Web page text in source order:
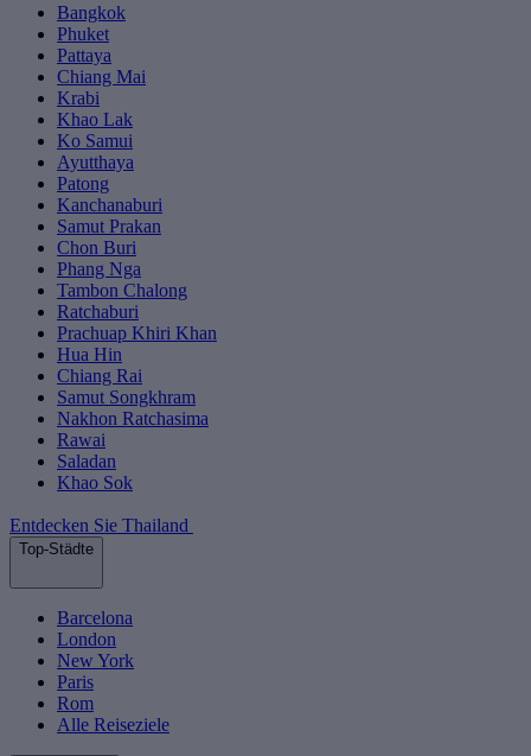
Bangkok
Phuket
Pattaya
Chiang Mai
Krabi
Khao Lak
Ko Samui
Ayutthaya
Patong
Kanchanaburi
Samut Prakan
Chon Buri
Phang Nga
Tambon Chalong
Ratchaburi
Prachuap Khiri Khan
Hua Hin
Chiang Rai
Samut Songkhram
Nakhon Ratchasima
Rawai
Saladan
Khao Sok
Entdecken Sie Thailand
Top-Städte
Barcelona
London
New York
Paris
Rom
Alle Reiseziele